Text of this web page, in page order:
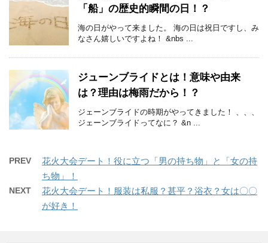
「船」の歴史的瞬間の日！？
海の日がやって来ました。 海の日は祝日ですし、み
なさん嬉しいですよね！ &nbs ...
ジューンブライドとは！意味や由来
は？理由は梅雨だから！？
ジェーンブライドの時期がやってきました！ 、、、
ジェーンブライドってなに？ &n ...
PREV
花火大会デート！役に立つ「男の持ち物」と「女の持
ち物」！
NEXT
花火大会デート！服装は私服？甚平？浴衣？女は〇〇
が好き！